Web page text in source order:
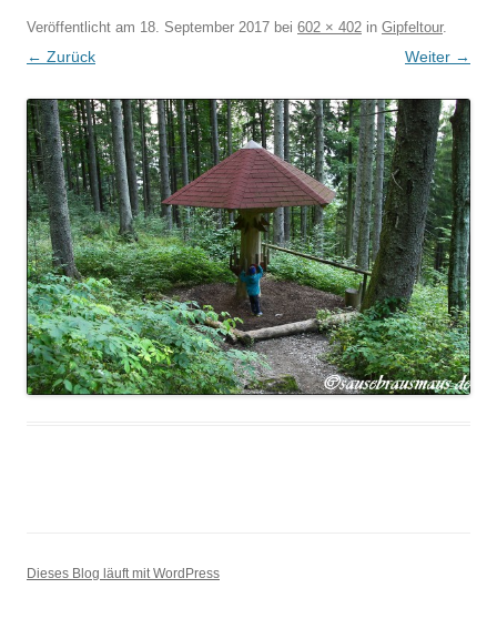
Veröffentlicht am 18. September 2017 bei 602 × 402 in Gipfeltour.
← Zurück Weiter →
Dieses Blog läuft mit WordPress